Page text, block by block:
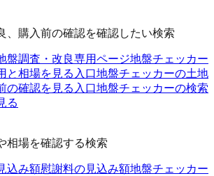
、購入前の確認を確認したい検索
盤調査・改良専用ページ地盤チェッカー
と相場を見る入口地盤チェッカーの土地
の確認を見る入口地盤チェッカーの検索
る
相場を確認する検索
込み額慰謝料の見込み額地盤チェッカー